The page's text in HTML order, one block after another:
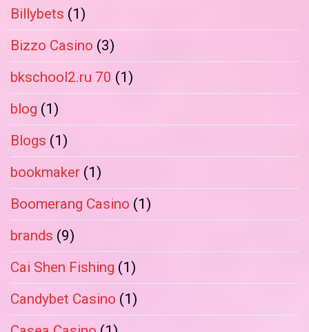
Billybets (1)
Bizzo Casino (3)
bkschool2.ru 70 (1)
blog (1)
Blogs (1)
bookmaker (1)
Boomerang Casino (1)
brands (9)
Cai Shen Fishing (1)
Candybet Casino (1)